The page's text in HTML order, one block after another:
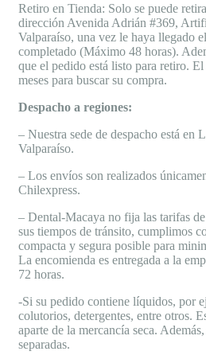
Retiro en Tienda: Solo se puede
dirección Avenida Adrián #369,
Valparaíso, una vez le haya llegado
completado (Máximo 48 horas).
que el pedido está listo para retiro.
meses para buscar su compra.
Despacho a regiones:
– Nuestra sede de despacho está en
Valparaíso.
– Los envíos son realizados
Chilexpress.
– Dental-Macaya no fija las tarifas
sus tiempos de tránsito, cumplimos
compacta y segura posible para
La encomienda es entregada a la
72 horas.
-Si su pedido contiene líquidos, por
colutorios, detergentes, entre otros.
aparte de la mercancía seca.
separadas.